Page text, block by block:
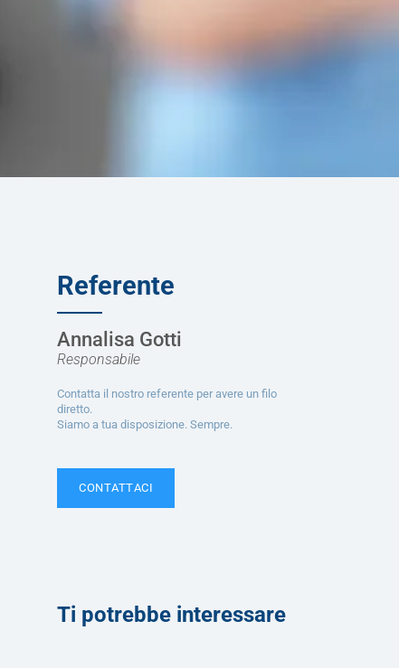
Referente
Annalisa Gotti
Responsabile
Contatta il nostro referente per avere un filo
diretto.
Siamo a tua disposizione. Sempre.
CONTATTACI
Ti potrebbe interessare